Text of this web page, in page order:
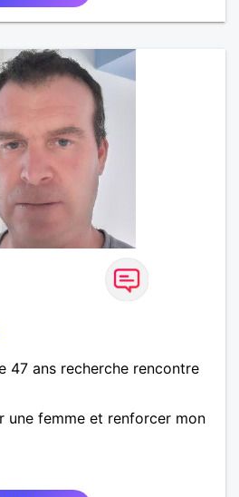
47 ans recherche rencontre
une femme et renforcer mon